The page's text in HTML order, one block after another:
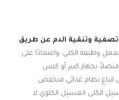
وتنقية الدم عن طريق
وظيفة الكلى. واعتمادًا على
بجهاز كبير أو كيس
نظام غذائي منخفض
الكلى الغسيل الكلوي لا